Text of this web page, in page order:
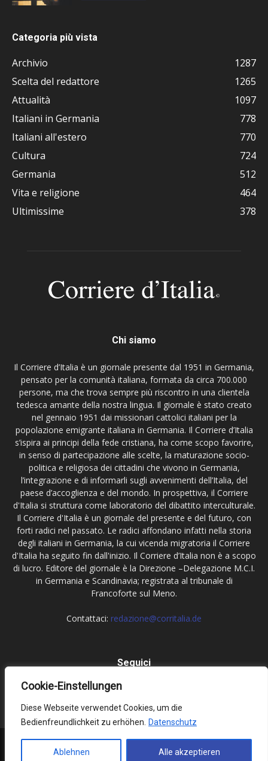
Cookie-Einstellungen
Diese Webseite verwendet Cookies, um die
Bedienfreundlichkeit zu erhöhen.
Datenschutz
Ablehnen Alle akzeptieren
Categoria più vista
Archivio
1287
Scelta del redattore
1265
Attualità
1097
Italiani in Germania
778
Italiani all'estero
770
Cultura
724
Germania
512
Vita e religione
464
Ultimissime
378
Chi siamo
Il Corriere d’Italia è un giornale presente dal 1951 in Germania,
pensato per la comunità italiana, formata da circa 700.000
persone, ma che trova sempre più riscontro in una clientela
tedesca amante della nostra lingua. Il giornale è stato creato
nel gennaio 1951 dai missionari cattolici italiani per la
popolazione emigrante italiana in Germania. Il Corriere d’Italia
s’ispira ai principi della fede cristiana, ha come scopo favorire,
in senso di partecipazione alle scelte, la maturazione socio-
politica e religiosa dei cittadini che vivono in Germania,
l’integrazione e di informarli sugli avvenimenti dell’Italia, del
paese d’accoglienza e del mondo. In prospettiva, il Corriere
d'Italia si struttura come laboratorio del dibattito interculturale.
Il Corriere d'Italia è un giornale del presente e del futuro, con
forti radici nel passato. Le radici affondano infatti nella storia
degli italiani in Germania, la cui vicenda migratoria il Corriere
d'Italia ha seguito fin dall'inizio. Il Corriere d’Italia non è a scopo
di lucro. Editore del giornale è la Direzione –Delegazione M.C.I.
in Germania e Scandinavia; registrata al tribunale di
Francoforte sul Meno.
Contattaci: redazione@corritalia.de
Seguici
Impressum Datenschutz